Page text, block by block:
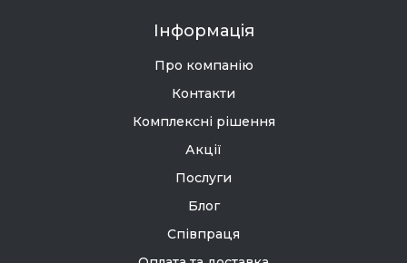
Інформація
Про компанію
Контакти
Комплексні рішення
Акції
Послуги
Блог
Співпраця